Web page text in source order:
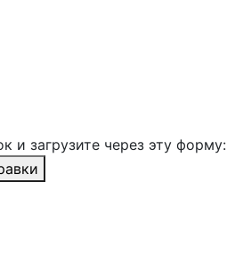
и загрузите через эту форму: